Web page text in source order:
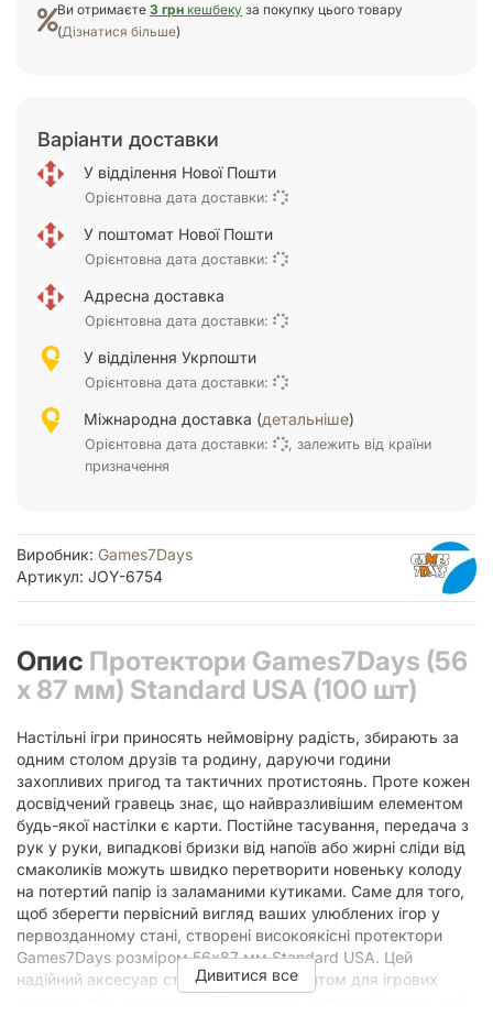
Ви отримаєте 3 грн кешбеку за покупку цього товару
(Дізнатися більше)
Варіанти доставки
У відділення Нової Пошти
Орієнтовна дата доставки:
У поштомат Нової Пошти
Орієнтовна дата доставки:
Адресна доставка
Орієнтовна дата доставки:
У відділення Укрпошти
Орієнтовна дата доставки:
Міжнародна доставка (детальніше)
Орієнтовна дата доставки:
, залежить від країни
призначення
Виробник: Games7Days
Артикул: JOY-6754
Опис Протектори Games7Days (56
x 87 мм) Standard USA (100 шт)
Настільні ігри приносять неймовірну радість, збирають за
одним столом друзів та родину, даруючи години
захопливих пригод та тактичних протистоянь. Проте кожен
досвідчений гравець знає, що найвразливішим елементом
будь-якої настілки є карти. Постійне тасування, передача з
рук у руки, випадкові бризки від напоїв або жирні сліди від
смаколиків можуть швидко перетворити новеньку колоду
на потертий папір із заламаними кутиками. Саме для того,
щоб зберегти первісний вигляд ваших улюблених ігор у
первозданному стані, створені високоякісні протектори
Games7Days розміром 56x87 мм Standard USA. Цей
надійний аксесуар стане справжнім щитом для ігрових
Дивитися все